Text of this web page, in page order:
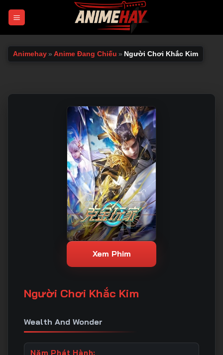
Animehay » Anime Đang Chiếu » Người Chơi Khắc Kim
Xem Phim
Người Chơi Khắc Kim
Wealth And Wonder
Năm Phát Hành: